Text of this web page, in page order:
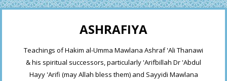
ASHRAFIYA
Teachings of Hakim al-Umma Mawlana Ashraf 'Ali Thanawi
& his spiritual successors, particularly 'Arifbillah Dr 'Abdul
Hayy 'Arifi (may Allah bless them) and Sayyidi Mawlana